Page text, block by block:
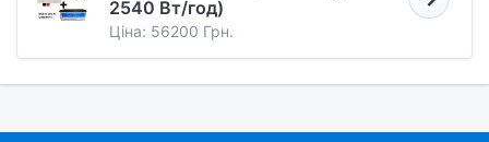
2540 Вт/год)
Ціна: 56200 Грн.